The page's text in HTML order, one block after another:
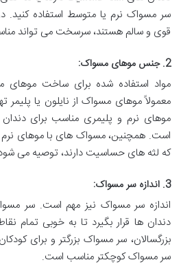
سر مسواک نرم یا متوسط استفاده
قوی و سالم هستند، سرسخت می تواند
2. جنس موهای مسواک:
مواد استفاده شده برای ساخت موهای
معمولاً موهای مسواک از نایلون یا
موهای نرم و پلیمری مناسب برای
است. همچنین، مسواک های با موهای نرم
که لثه های حساسیت دارند، توصیه می
3. اندازه سر مسواک:
اندازه سر مسواک نیز مهم است. سر
دندان ها قرار بگیرد تا به خوبی تمام
بزرگسالان، سر مسواک بزرگتر و برای
سر مسواک کوچکتر مناسب است.